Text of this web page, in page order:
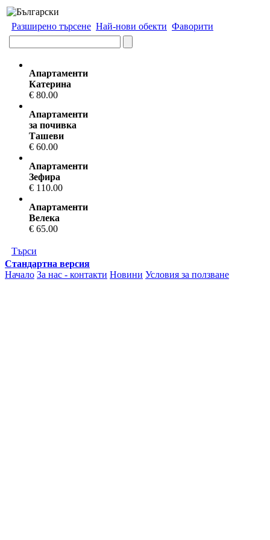
Разширено търсене Най-нови обекти Фаворити
Апартаменти
Катерина
€ 80.00
Апартаменти
за почивка
Ташеви
€ 60.00
Апартаменти
Зефира
€ 110.00
Апартаменти
Велека
€ 65.00
Търси
Стандартна версия
Начало За нас - контакти Новини Условия за ползване